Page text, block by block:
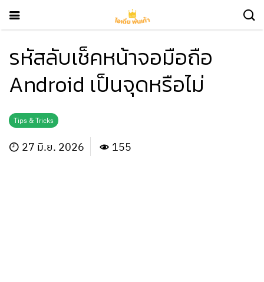
รหัสลับเช็คหน้าจอมือถือ
Android เป็นจุดหรือไม่
Tips & Tricks
27 มิ.ย. 2026 155